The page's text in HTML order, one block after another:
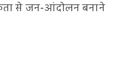
से जन-आंदोलन बनाने